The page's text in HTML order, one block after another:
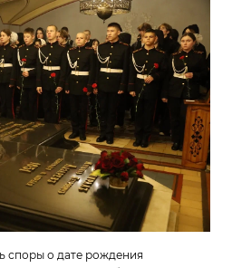
споры о дате рождения